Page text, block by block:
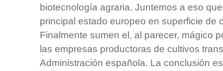
biotecnología agraria. Juntemos a eso
principal estado europeo en superficie de
Finalmente sumen el, al parecer, mágico
las empresas productoras de cultivos
Administración española. La conclusión